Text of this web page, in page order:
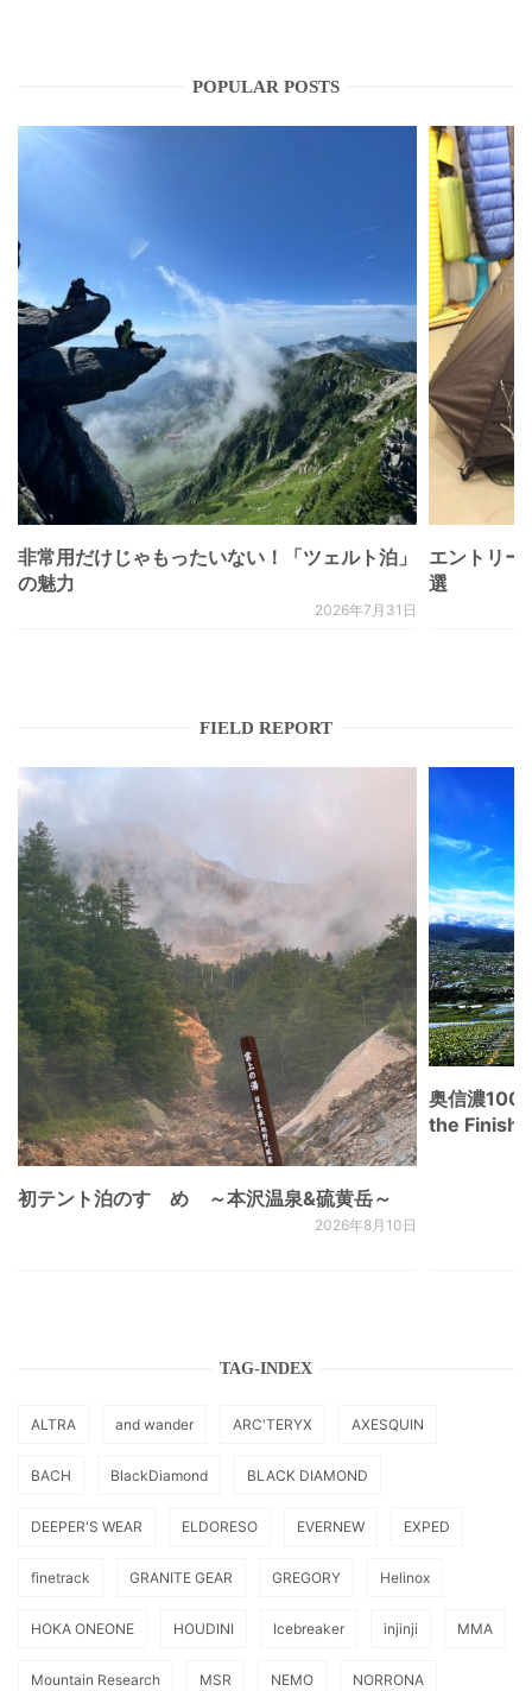
POPULAR POSTS
非常用だけじゃもったいない！「ツェルト泊」
の魅力
2026年7月31日
エントリー
選
FIELD REPORT
初テント泊のすゝめ ～本沢温泉&硫黄岳～
2026年8月10日
奥信濃100
the Finish
TAG-INDEX
ALTRA and wander ARC'TERYX AXESQUIN
BACH BlackDiamond BLACK DIAMOND
DEEPER'S WEAR ELDORESO EVERNEW EXPED
finetrack GRANITE GEAR GREGORY Helinox
HOKA ONEONE HOUDINI Icebreaker injinji MMA
Mountain Research MSR NEMO NORRONA